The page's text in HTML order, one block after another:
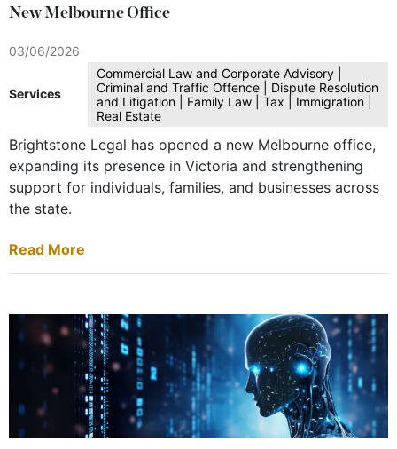
New Melbourne Office
03/06/2026
Services
Commercial Law and Corporate Advisory |
Criminal and Traffic Offence | Dispute Resolution
and Litigation | Family Law | Tax | Immigration |
Real Estate
Brightstone Legal has opened a new Melbourne office,
expanding its presence in Victoria and strengthening
support for individuals, families, and businesses across
the state.
Read More